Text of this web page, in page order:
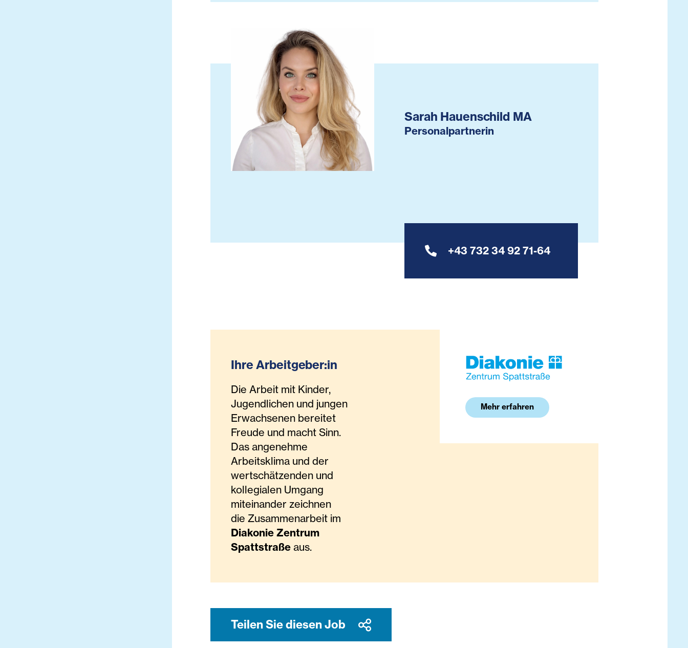
Sarah Hauenschild MA
Personalpartnerin
+43 732 34 92 71-64
Ihre Arbeitgeber:in
Die Arbeit mit Kinder,
Jugendlichen und jungen
Erwachsenen bereitet
Freude und macht Sinn.
Das angenehme
Arbeitsklima und der
wertschätzenden und
kollegialen Umgang
miteinander zeichnen
die Zusammenarbeit im
Diakonie Zentrum
Spattstraße aus.
Mehr erfahren
Teilen Sie diesen Job